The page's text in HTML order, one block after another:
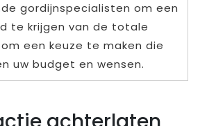
gordijnspecialisten om een
te krijgen van de totale
een keuze te maken die
uw budget en wensen.